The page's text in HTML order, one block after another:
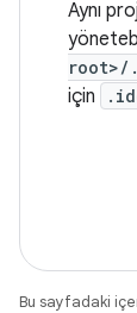
Aynı
root>/
için
Bu sayfadaki